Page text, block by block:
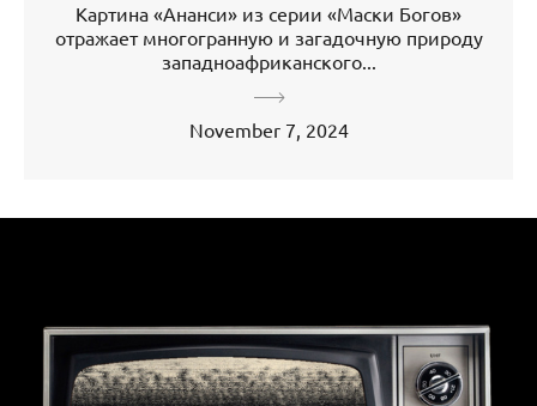
Картина «Ананси» из серии «Маски Богов»
отражает многогранную и загадочную природу
западноафриканского...
November 7, 2024